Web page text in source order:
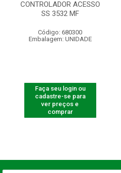
CONTROLADOR ACESSO
SS 3532 MF
Código: 680300
Embalagem: UNIDADE
Faça seu login ou
cadastre-se para
ver preços e
comprar